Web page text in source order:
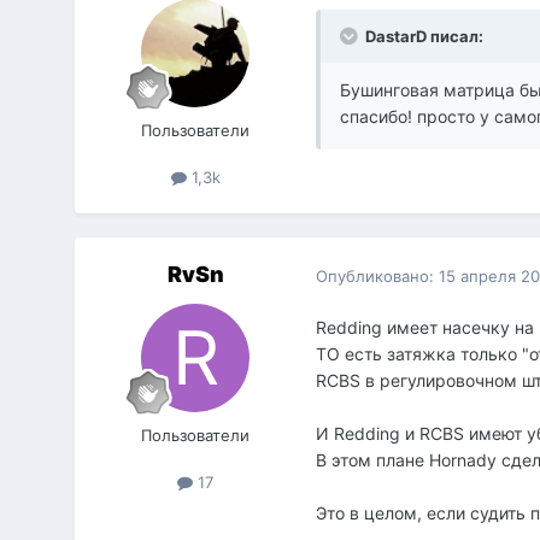
Пользователи
1,3k
DastarD писал:
Бушинговая матрица
спасибо! просто у
RvSn
Пользователи
17
Опубликовано:15 апреля
Redding имеет насечку
ТО есть затяжка только
RCBS в регулировочном
И Redding и RCBS имеют
В этом плане Hornady
Это в целом, если судить